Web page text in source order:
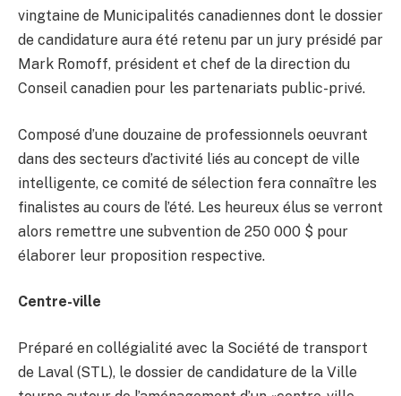
vingtaine de Municipalités canadiennes dont le dossier
de candidature aura été retenu par un jury présidé par
Mark Romoff, président et chef de la direction du
Conseil canadien pour les partenariats public-privé.
Composé d’une douzaine de professionnels oeuvrant
dans des secteurs d’activité liés au concept de ville
intelligente, ce comité de sélection fera connaître les
finalistes au cours de l’été. Les heureux élus se verront
alors remettre une subvention de 250 000 $ pour
élaborer leur proposition respective.
Centre-ville
Préparé en collégialité avec la Société de transport
de Laval (STL), le dossier de candidature de la Ville